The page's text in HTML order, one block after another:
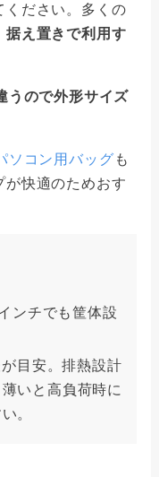
ください。多くの
据え置きで利用す
うので外形サイズ
ソコン用バッグ も
が快適のためおす
ンチでも筐体設
目安。排熱設計
いと高負荷時に
。